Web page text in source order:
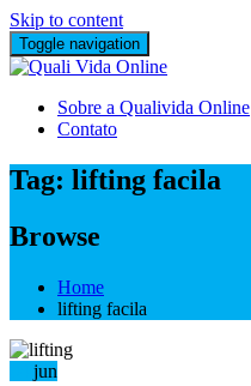
Skip to content
Toggle navigation
Sobre a Qualivida Online
Contato
Tag: lifting facila
Browse
Home
lifting facila
jun